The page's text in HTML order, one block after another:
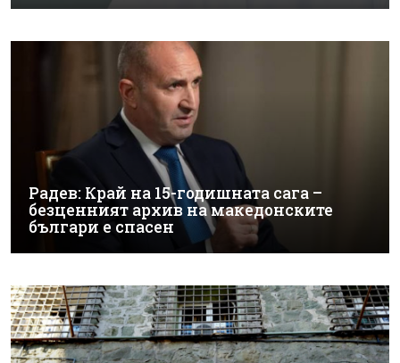
Радев: Край на 15-годишната сага –
безценният архив на македонските
българи е спасен